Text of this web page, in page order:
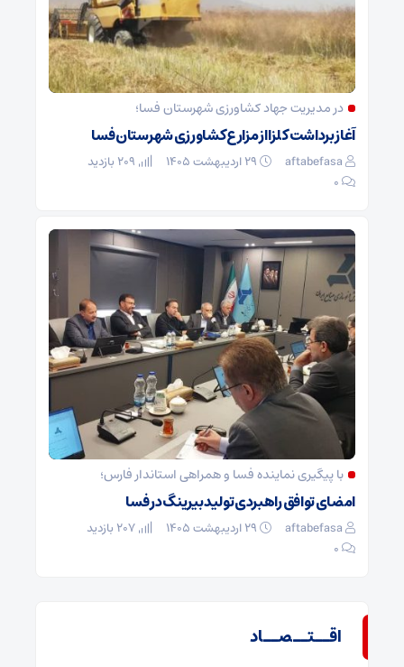
در مدیریت جهاد کشاورزی شهرستان فسا؛
آغاز برداشت کلزا از مزارع کشاورزی شهرستان فسا
aftabefasa
۰
با پیگیری نماینده فسا و همراهی استاندار فارس؛
امضای توافق راهبردی تولید بیرینگ در فسا
aftabefasa
۰
اقــتــصــاد